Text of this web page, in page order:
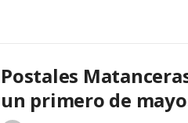
Postales
un primero de